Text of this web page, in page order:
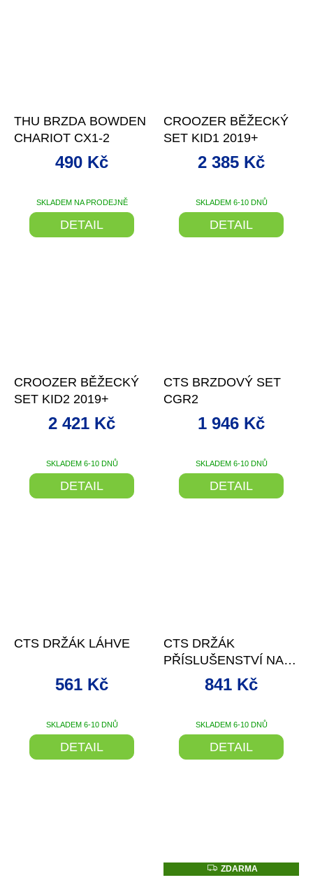
THU BRZDA BOWDEN
CHARIOT CX1-2
SKLADEM NA PRODEJNĚ
490 Kč
DETAIL
CROOZER BĚŽECKÝ
SET KID1 2019+
SKLADEM 6-10 DNŮ
2 385 Kč
DETAIL
CROOZER BĚŽECKÝ
SET KID2 2019+
SKLADEM 6-10 DNŮ
2 421 Kč
DETAIL
CTS BRZDOVÝ SET
CGR2
SKLADEM 6-10 DNŮ
1 946 Kč
DETAIL
CTS DRŽÁK LÁHVE
SKLADEM 6-10 DNŮ
561 Kč
DETAIL
CTS DRŽÁK
PŘÍSLUŠENSTVÍ NA
MADLO 1
SKLADEM 6-10 DNŮ
841 Kč
DETAIL
Z
D
ZDARMA